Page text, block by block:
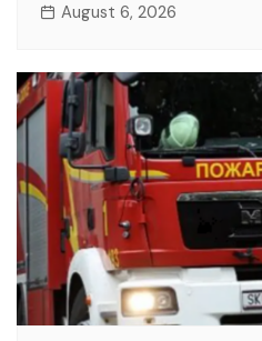
August 6, 2026